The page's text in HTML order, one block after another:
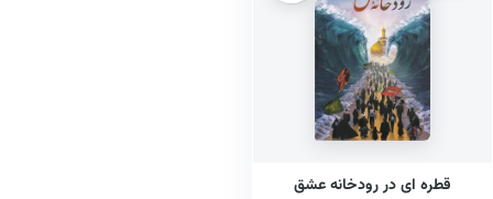
قطره ای در رودخانه عشق